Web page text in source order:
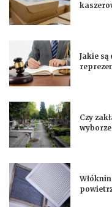
Jakie
Czy